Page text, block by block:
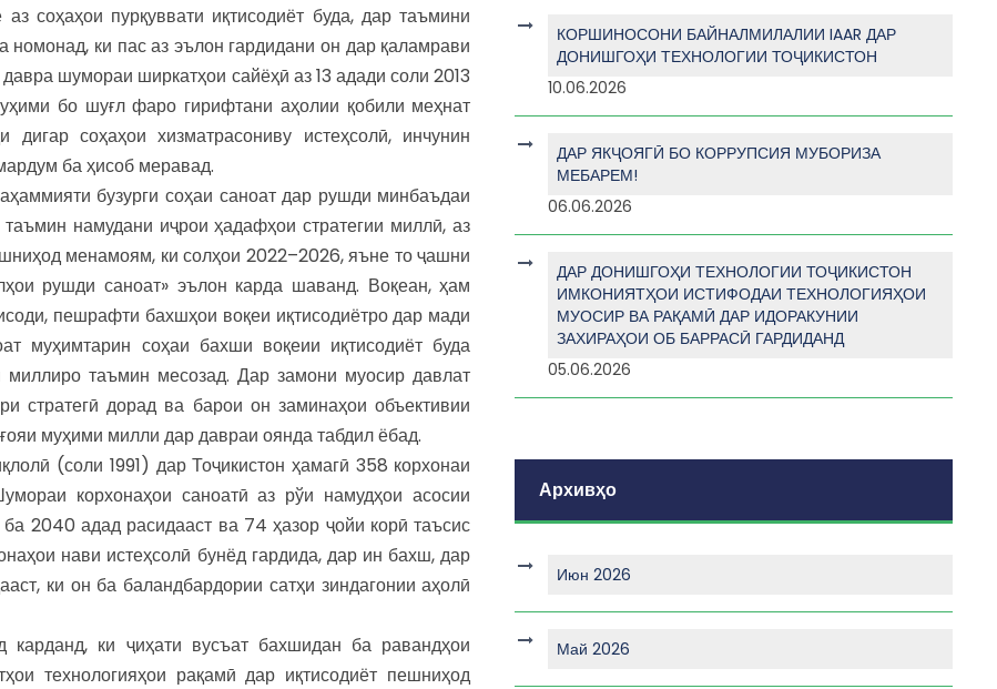
соҳаҳои пурқуввати иқтисодиёт буда, дар таъмини
ки пас аз эълон гардидани он дар қаламрави
шумораи ширкатҳои сайёҳӣ аз 13 адади соли 2013
бо шуғл фаро гирифтани аҳолии қобили меҳнат
соҳаҳои хизматрасониву истеҳсолӣ, инчунин
ба ҳисоб меравад.
бузурги соҳаи саноат дар рушди минбаъдаи
намудани иҷрои ҳадафҳои стратегии миллӣ, аз
менамоям, ки солҳои 2022–2026, яъне то ҷашни
рушди саноат» эълон карда шаванд. Воқеан, ҳам
пешрафти бахшҳои воқеи иқтисодиётро дар мади
муҳимтарин соҳаи бахши воқеии иқтисодиёт буда
миллиро таъмин месозад. Дар замони муосир давлат
стратегӣ дорад ва барои он заминаҳои объективии
муҳими милли дар давраи оянда табдил ёбад.
(соли 1991) дар Тоҷикистон ҳамагӣ 358 корхонаи
корхонаҳои саноатӣ аз рўи намудҳои асосии
2040 адад расидааст ва 74 ҳазор ҷойи корӣ таъсис
нави истеҳсолӣ бунёд гардида, дар ин бахш, дар
ки он ба баландбардории сатҳи зиндагонии аҳолӣ
ки ҷиҳати вусъат бахшидан ба равандҳои
технологияҳои рақамӣ дар иқтисодиёт пешниҳод
КОРШИНОСОНИ БАЙНАЛМИЛАЛИИ IAAR ДАР
ДОНИШГОҲИ ТЕХНОЛОГИИ ТОҶИКИСТОН
10.06.2026
ДАР ЯКҶОЯГӢ БО КОРРУПСИЯ МУБОРИЗА
МЕБАРЕМ!
06.06.2026
ДАР ДОНИШГОҲИ ТЕХНОЛОГИИ ТОҶИКИСТОН
ИМКОНИЯТҲОИ ИСТИФОДАИ ТЕХНОЛОГИЯҲОИ
МУОСИР ВА РАҚАМӢ ДАР ИДОРАКУНИИ
ЗАХИРАҲОИ ОБ БАРРАСӢ ГАРДИДАНД
05.06.2026
Архивҳо
Июн 2026
Май 2026